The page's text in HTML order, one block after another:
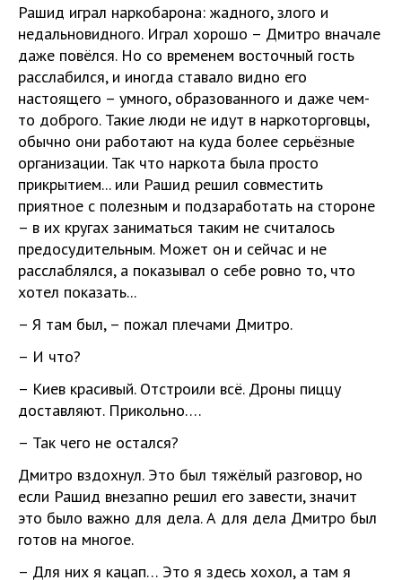
Рашид играл наркобарона: жадного, злого и
недальновидного. Играл хорошо – Дмитро вначале
даже повёлся. Но со временем восточный гость
расслабился, и иногда ставало видно его
настоящего – умного, образованного и даже чем-
то доброго. Такие люди не идут в наркоторговцы,
обычно они работают на куда более серьёзные
организации. Так что наркота была просто
прикрытием... или Рашид решил совместить
приятное с полезным и подзаработать на стороне
– в их кругах заниматься таким не считалось
предосудительным. Может он и сейчас и не
расслаблялся, а показывал о себе ровно то, что
хотел показать...
– Я там был, – пожал плечами Дмитро.
– И что?
– Киев красивый. Отстроили всё. Дроны пиццу
доставляют. Прикольно….
– Так чего не остался?
Дмитро вздохнул. Это был тяжёлый разговор, но
если Рашид внезапно решил его завести, значит
это было важно для дела. А для дела Дмитро был
готов на многое.
– Для них я кацап… Это я здесь хохол, а там я